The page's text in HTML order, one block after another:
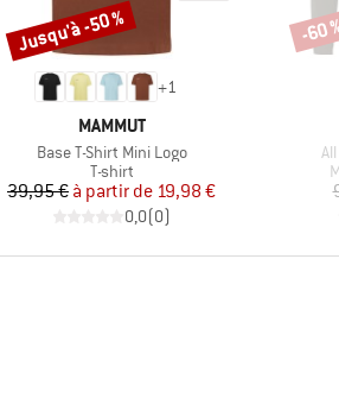
+1
MARQUE
MAMMUT
Article
Base T-Shirt Mini Logo
Product group
T-shirt
Prix
39,95 € Prix réduit
à partir de 19,98 €
0,0(0)
Remise
Jusqu'à -50 % -60